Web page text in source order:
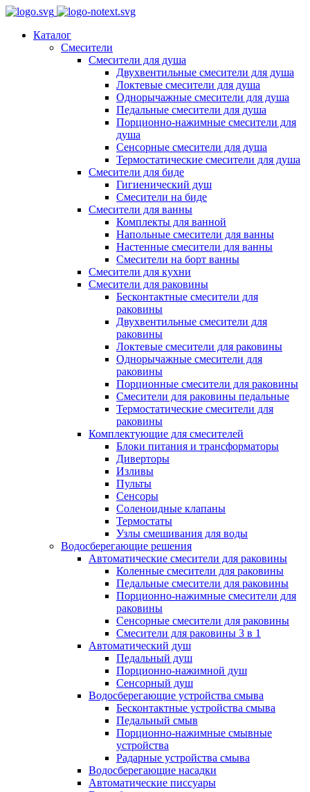
Каталог
Смесители
Смесители для душа
Двухвентильные смесители для душа
Локтевые смесители для душа
Однорычажные смесители для душа
Педальные смесители для душа
Порционно-нажимные смесители для
душа
Сенсорные смесители для душа
Термостатические смесители для душа
Смесители для биде
Гигиенический душ
Смесители на биде
Смесители для ванны
Комплекты для ванной
Напольные смесители для ванны
Настенные смесители для ванны
Смесители на борт ванны
Смесители для кухни
Смесители для раковины
Бесконтактные смесители для
раковины
Двухвентильные смесители для
раковины
Локтевые смесители для раковины
Однорычажные смесители для
раковины
Порционные смесители для раковины
Смесители для раковины педальные
Термостатические смесители для
раковины
Комплектующие для смесителей
Блоки питания и трансформаторы
Диверторы
Изливы
Пульты
Сенсоры
Соленоидные клапаны
Термостаты
Узлы смешивания для воды
Водосберегающие решения
Автоматические смесители для раковины
Коленные смесители для раковины
Педальные смесители для раковины
Порционно-нажимные смесители для
раковины
Сенсорные смесители для раковины
Смесители для раковины 3 в 1
Автоматический душ
Педальный душ
Порционно-нажимной душ
Сенсорный душ
Водосберегающие устройства смыва
Бесконтактные устройства смыва
Педальный смыв
Порционно-нажимные смывные
устройства
Радарные устройства смыва
Водосберегающие насадки
Автоматические писсуары